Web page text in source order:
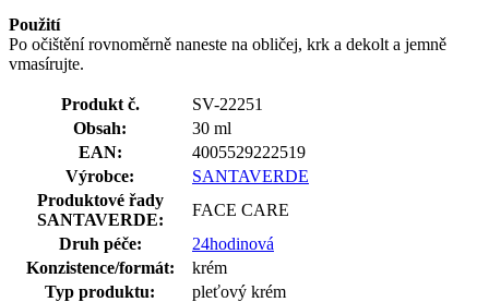
Použití
Po očištění rovnoměrně naneste na obličej, krk a dekolt a jemně
vmasírujte.
Produkt č.
SV-22251
Obsah:
30 ml
EAN:
4005529222519
Výrobce:
SANTAVERDE
Produktové řady
SANTAVERDE:
FACE CARE
Druh péče:
24hodinová
Konzistence/formát:
krém
Typ produktu:
pleťový krém